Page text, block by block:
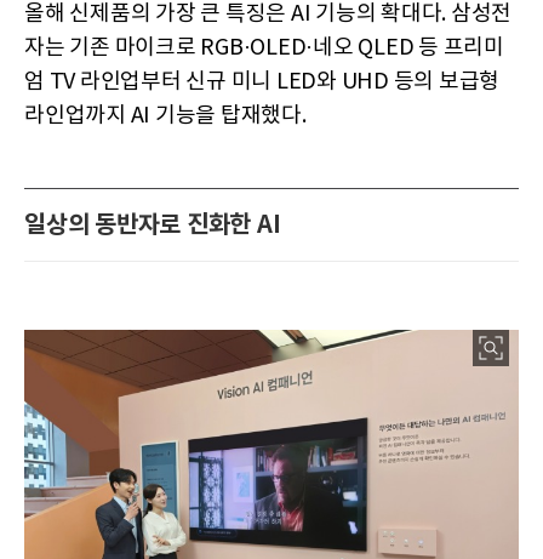
올해 신제품의 가장 큰 특징은 AI 기능의 확대다. 삼성전
자는 기존 마이크로 RGB·OLED·네오 QLED 등 프리미
엄 TV 라인업부터 신규 미니 LED와 UHD 등의 보급형
라인업까지 AI 기능을 탑재했다.
일상의 동반자로 진화한 AI